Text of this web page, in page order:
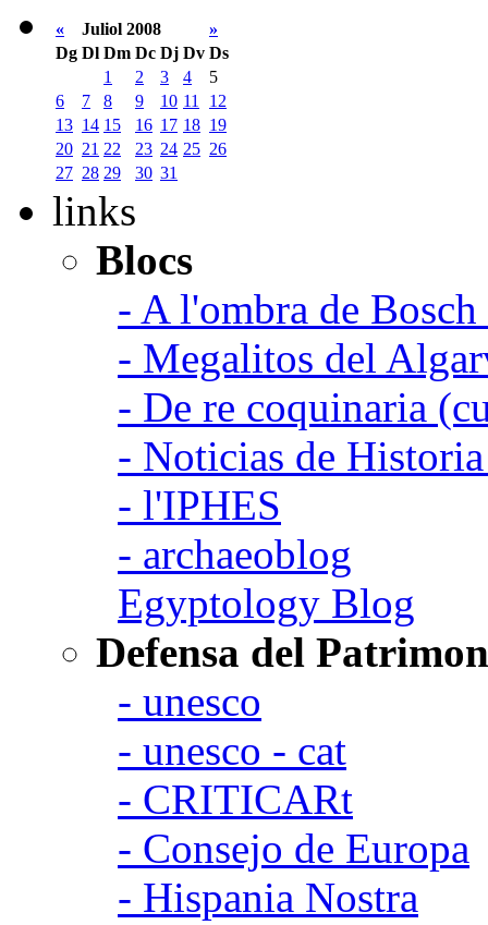
« Juliol 2008
»
Dg Dl Dm Dc Dj Dv Ds
1
2 3 4
5
6
7 8 9 10 11
12
13 14 15 16 17 18 19
20 21 22 23 24 25 26
27 28 29 30 31
links
Blocs
- A l'ombra de
- Megalitos del
- De re coquinaria
- Noticias de
- l'IPHES
- archaeoblog
Egyptology Blog
Defensa del
- unesco
- unesco - cat
- CRITICARt
- Consejo de Europa
- Hispania Nostra